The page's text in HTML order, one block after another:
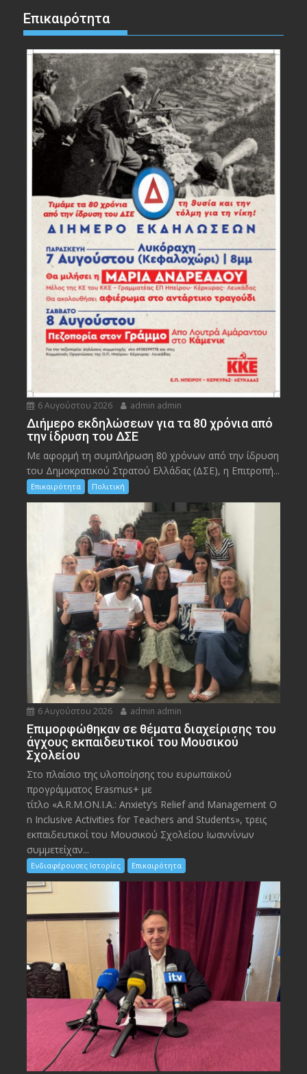
Επικαιρότητα
6 Αυγούστου 2026 admin admin
Διήμερο εκδηλώσεων για τα 80 χρόνια από
την ίδρυση του ΔΣΕ
Με αφορμή τη συμπλήρωση 80 χρόνων από την ίδρυση
του Δημοκρατικού Στρατού Ελλάδας (ΔΣΕ), η Επιτροπή...
Επικαιρότητα Πολιτική
6 Αυγούστου 2026 admin admin
Eπιμορφώθηκαν σε θέματα διαχείρισης του
άγχους εκπαιδευτικοί του Μουσικού
Σχολείου
Στο πλαίσιο της υλοποίησης του ευρωπαϊκού
προγράμματος Erasmus+ με
τίτλο «A.R.M.ON.I.A.: Anxiety’s Relief and Management O
n Inclusive Activities for Teachers and Students», τρεις
εκπαιδευτικοί του Μουσικού Σχολείου Ιωαννίνων
συμμετείχαν...
Ενδιαφέρουσες Ιστορίες Επικαιρότητα